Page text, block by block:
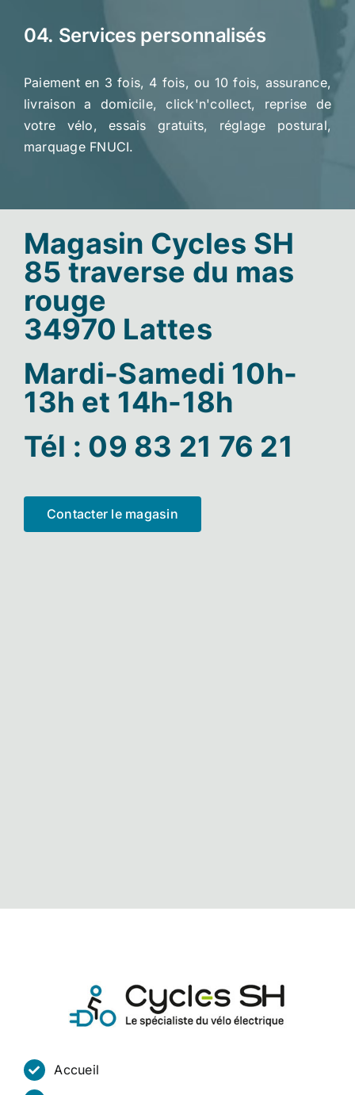
04. Services personnalisés
Paiement en 3 fois, 4 fois, ou 10 fois, assurance,
livraison a domicile, click'n'collect, reprise de
votre vélo, essais gratuits, réglage postural,
marquage FNUCI.
Magasin Cycles SH
85 traverse du mas
rouge
34970 Lattes
Mardi-Samedi 10h-
13h et 14h-18h
Tél : 09 83 21 76 21
Contacter le magasin
Accueil